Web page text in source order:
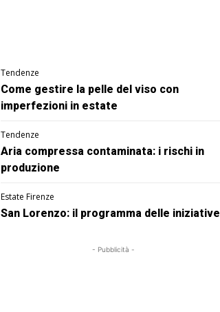
Tendenze
Come gestire la pelle del viso con
imperfezioni in estate
Tendenze
Aria compressa contaminata: i rischi in
produzione
Estate Firenze
San Lorenzo: il programma delle iniziative
- Pubblicità -